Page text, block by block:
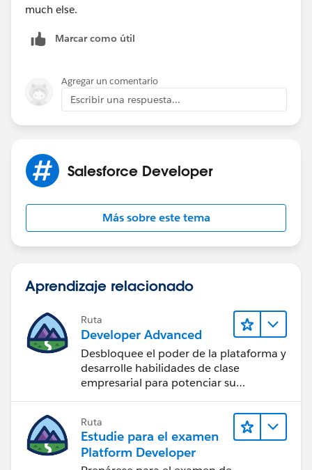
much else.
Marcar como útil
Agregar un comentario
Escribir una respuesta...
Salesforce Developer
Más sobre este tema
Aprendizaje relacionado
Ruta
Developer Advanced
Desbloquee el poder de la plataforma y
desarrolle habilidades de clase
empresarial para potenciar su
trayectoria profesional como
Ruta
Estudie para el examen
Platform Developer